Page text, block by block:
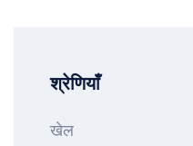
श्रेणियाँ
खेल